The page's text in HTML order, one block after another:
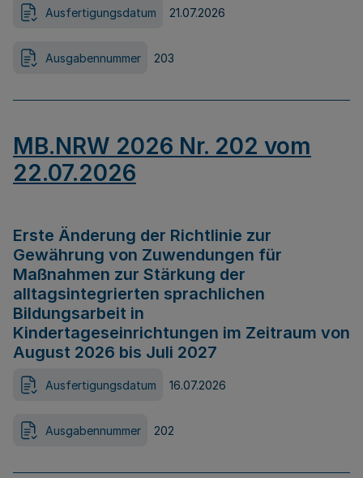
Ausfertigungsdatum 21.07.2026
Ausgabennummer 203
MB.NRW 2026 Nr. 202 vom
22.07.2026
Erste Änderung der Richtlinie zur
Gewährung von Zuwendungen für
Maßnahmen zur Stärkung der
alltagsintegrierten sprachlichen
Bildungsarbeit in
Kindertageseinrichtungen im Zeitraum von
August 2026 bis Juli 2027
Ausfertigungsdatum 16.07.2026
Ausgabennummer 202